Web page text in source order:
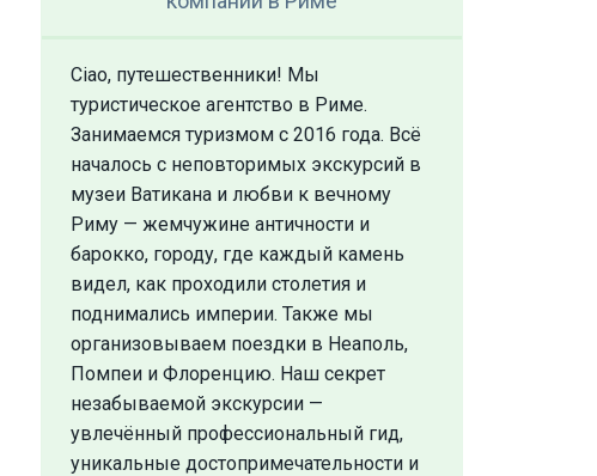
Сiao, путешественники! Мы
туристическое агентство в Риме.
Занимаемся туризмом с 2016 года. Всё
началось с неповторимых экскурсий в
музеи Ватикана и любви к вечному
Риму — жемчужине античности и
барокко, городу, где каждый камень
видел, как проходили столетия и
поднимались империи. Также мы
организовываем поездки в Неаполь,
Помпеи и Флоренцию. Наш секрет
незабываемой экскурсии —
увлечённый профессиональный гид,
уникальные достопримечательности и